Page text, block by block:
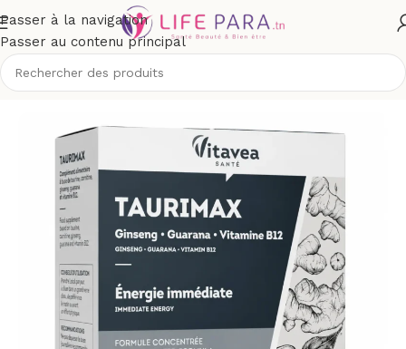
Passer à la navigation
Passer au contenu principal
/Boutique/Compléments alimentaires/Forme et vitalité